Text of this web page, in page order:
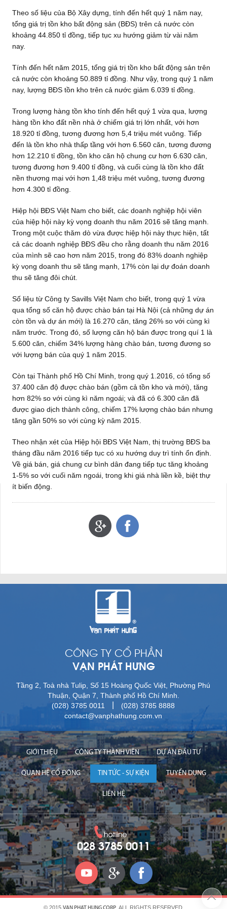
Theo số liệu của Bộ Xây dựng, tính đến hết quý 1 năm nay,
tổng giá trị tồn kho bất động sản (BĐS) trên cả nước còn
khoảng 44.850 tỉ đồng, tiếp tục xu hướng giảm từ vài năm
nay.
Tính đến hết năm 2015, tổng giá trị tồn kho bất động sản trên
cả nước còn khoảng 50.889 tỉ đồng. Như vậy, trong quý 1 năm
nay, lượng BĐS tồn kho trên cả nước giảm 6.039 tỉ đồng.
Trong lượng hàng tồn kho tính đến hết quý 1 vừa qua, lượng
hàng tồn kho đất nền nhà ở chiếm giá trị lớn nhất, với hơn
18.920 tỉ đồng, tương đương hơn 5,4 triệu mét vuông. Tiếp
đến là tồn kho nhà thấp tầng với hơn 6.560 căn, tương đương
hơn 12.210 tỉ đồng, tồn kho căn hộ chung cư hơn 6.630 căn,
tương đương hơn 9.400 tỉ đồng, và cuối cùng là tồn kho đất
nền thương mại với hơn 1,48 triệu mét vuông, tương đương
hơn 4.300 tỉ đồng.
Hiệp hội BĐS Việt Nam cho biết, các doanh nghiệp hội viên
của hiệp hội này kỳ vọng doanh thu năm 2016 sẽ tăng mạnh.
Trong một cuộc thăm dò vừa được hiệp hội này thực hiện, tất
cả các doanh nghiệp BĐS đều cho rằng doanh thu năm 2016
của mình sẽ cao hơn năm 2015, trong đó 83% doanh nghiệp
kỳ vọng doanh thu sẽ tăng mạnh, 17% còn lại dự đoán doanh
thu sẽ tăng đôi chút.
Số liệu từ Công ty Savills Việt Nam cho biết, trong quý 1 vừa
qua tổng số căn hộ được chào bán tại Hà Nội (cả những dự án
còn tồn và dự án mới) là 16.270 căn, tăng 26% so với cùng kì
năm trước. Trong đó, số lượng căn hộ bán được trong quí 1 là
5.600 căn, chiếm 34% lượng hàng chào bán, tương đương so
với lượng bán của quý 1 năm 2015.
Còn tại Thành phố Hồ Chí Minh, trong quý 1.2016, có tổng số
37.400 căn độ được chào bán (gồm cả tồn kho và mới), tăng
hơn 82% so với cùng kì năm ngoái; và đã có 6.300 căn đã
được giao dịch thành công, chiếm 17% lượng chào bán nhưng
tăng gần 50% so với cùng kỳ năm 2015.
Theo nhận xét của Hiệp hội BĐS Việt Nam, thị trường BĐS ba
tháng đầu năm 2016 tiếp tục có xu hướng duy trì tính ổn định.
Về giá bán, giá chung cư bình dân đang tiếp tục tăng khoảng
1-5% so với cuối năm ngoái, trong khi giá nhà liền kề, biệt thự
ít biến động.
CÔNG TY CỔ PHẦN
VẠN PHÁT HƯNG
Tầng 2, Toà nhà Tulip, Số 15 Hoàng Quốc Việt, Phường Phú
Thuận, Quận 7, Thành phố Hồ Chí Minh.
(028) 3785 0011
(028) 3785 8888
contact@vanphathung.com.vn
GIỚI THIỆU CÔNG TY THÀNH VIÊN DỰ ÁN ĐẦU TƯ
QUAN HỆ CỔ ĐÔNG TIN TỨC - SỰ KIỆN TUYỂN DỤNG
LIÊN HỆ
028 3785 0011
© 2015 . ALL RIGHTS RESERVED.